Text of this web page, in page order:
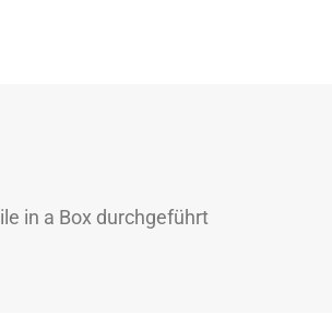
in a Box durchgeführt